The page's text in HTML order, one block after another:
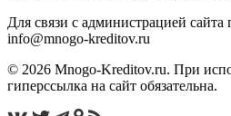
Для связи с администрацией
info@mnogo-kreditov.ru
© 2026 Mnogo-Kreditov.ru. При
гиперссылка на сайт обязательна.